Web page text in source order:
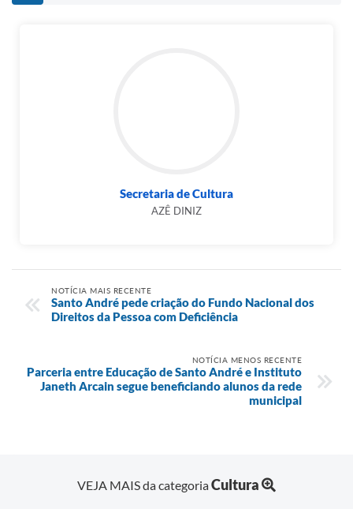
Secretaria de Cultura
AZÊ DINIZ
NOTÍCIA MAIS RECENTE
Santo André pede criação do Fundo Nacional dos
Direitos da Pessoa com Deficiência
NOTÍCIA MENOS RECENTE
Parceria entre Educação de Santo André e Instituto
Janeth Arcain segue beneficiando alunos da rede
municipal
VEJA MAIS da categoriaCultura